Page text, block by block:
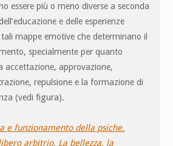
essere più o meno diverse a seconda
e delle esperienze
mappe emotive che determinano il
specialmente per quanto
accettazione, approvazione,
repulsione e la formazione di
(vedi figura).
e funzionamento della psiche.
arbitrio, La bellezza, la